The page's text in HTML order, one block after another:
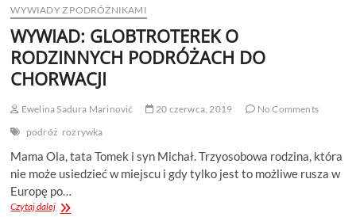
WYWIADY Z PODRÓŻNIKAMI
WYWIAD: GLOBTROTEREK O
RODZINNYCH PODRÓŻACH DO
CHORWACJI
Ewelina Sadura Marinović 20 czerwca, 2019
No Comments
podróż rozrywka
Mama Ola, tata Tomek i syn Michał. Trzyosobowa rodzina, która
nie może usiedzieć w miejscu i gdy tylko jest to możliwe rusza w
Europę po…
Czytaj dalejWYWIAD: